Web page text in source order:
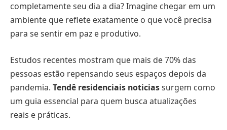
completamente seu dia a dia? Imagine chegar em um
ambiente que reflete exatamente o que você precisa
para se sentir em paz e produtivo.
Estudos recentes mostram que mais de 70% das
pessoas estão repensando seus espaços depois da
pandemia. Tendê residenciais noticiassurgem como
um guia essencial para quem busca atualizações
reais e práticas.